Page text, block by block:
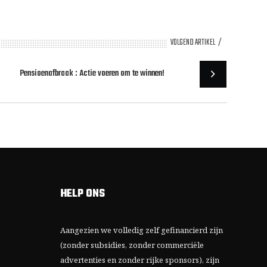
VOLGEND ARTIKEL
Pensioenafbraak : Actie voeren om te winnen!
HELP ONS
Aangezien we volledig zelf gefinancierd zijn
(zonder subsidies, zonder commerciële
advertenties en zonder rijke sponsors), zijn